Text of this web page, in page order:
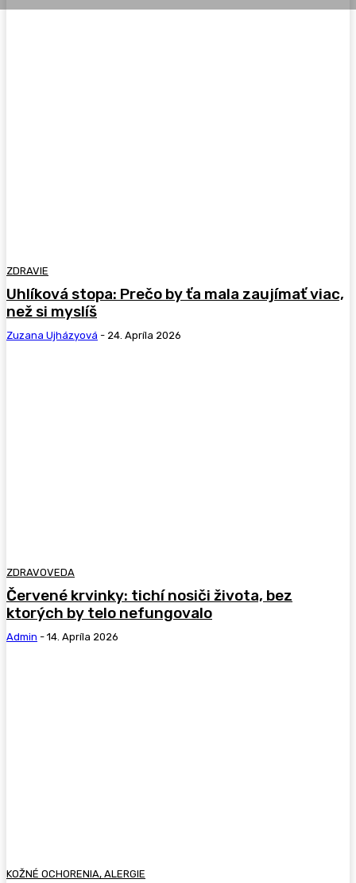
ZDRAVIE
Uhlíková stopa: Prečo by ťa mala zaujímať viac,
než si myslíš
Zuzana Ujházyová - 24. Apríla 2026
ZDRAVOVEDA
Červené krvinky: tichí nosiči života, bez
ktorých by telo nefungovalo
Admin - 14. Apríla 2026
KOŽNÉ OCHORENIA, ALERGIE